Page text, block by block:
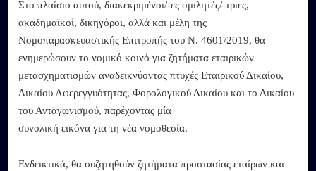
Στο πλαίσιο αυτού, διακεκριμένοι/-ες ομιλητές/-τριες,
ακαδημαϊκοί, δικηγόροι, αλλά και μέλη της
Νομοπαρασκευαστικής Επιτροπής του Ν. 4601/2019, θα
ενημερώσουν το νομικό κοινό για ζητήματα εταιρικών
μετασχηματισμών αναδεικνύοντας πτυχές Εταιρικού Δικαίου,
Δικαίου Αφερεγγυότητας, Φορολογικού Δικαίου και το Δικαίου
του Ανταγωνισμού, παρέχοντας μία
συνολική εικόνα για τη νέα νομοθεσία.
Ενδεικτικά, θα συζητηθούν ζητήματα προστασίας εταίρων και